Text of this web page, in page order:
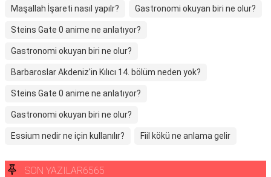
Maşallah İşareti nasıl yapılr? Gastronomi okuyan biri ne olur?
Steins Gate 0 anime ne anlatıyor?
Gastronomi okuyan biri ne olur?
Barbaroslar Akdeniz'in Kılıcı 14. bölüm neden yok?
Steins Gate 0 anime ne anlatıyor?
Gastronomi okuyan biri ne olur?
Essium nedir ne için kullanılır? Fiil kökü ne anlama gelir
SON YAZILAR6565